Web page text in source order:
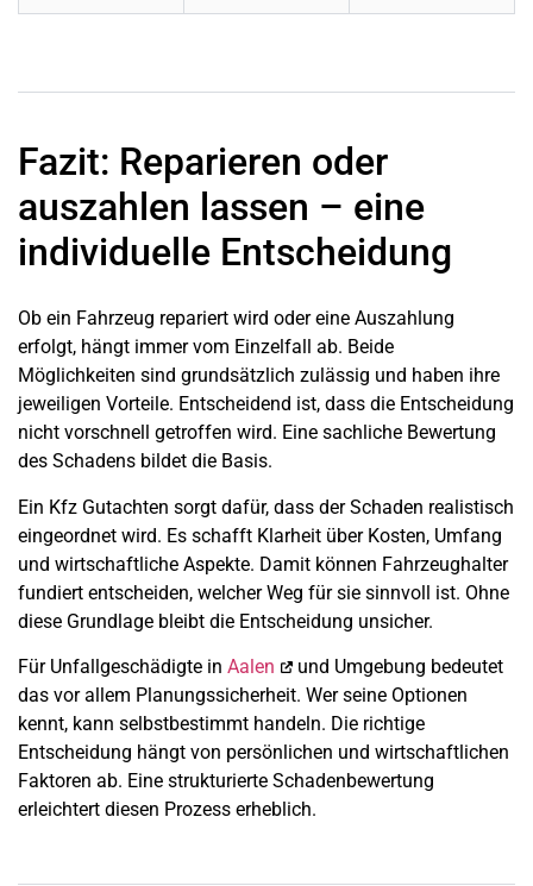
Fazit: Reparieren oder
auszahlen lassen – eine
individuelle Entscheidung
Ob ein Fahrzeug repariert wird oder eine Auszahlung
erfolgt, hängt immer vom Einzelfall ab. Beide
Möglichkeiten sind grundsätzlich zulässig und haben ihre
jeweiligen Vorteile. Entscheidend ist, dass die Entscheidung
nicht vorschnell getroffen wird. Eine sachliche Bewertung
des Schadens bildet die Basis.
Ein Kfz Gutachten sorgt dafür, dass der Schaden realistisch
eingeordnet wird. Es schafft Klarheit über Kosten, Umfang
und wirtschaftliche Aspekte. Damit können Fahrzeughalter
fundiert entscheiden, welcher Weg für sie sinnvoll ist. Ohne
diese Grundlage bleibt die Entscheidung unsicher.
Für Unfallgeschädigte in Aalen
und Umgebung bedeutet
das vor allem Planungssicherheit. Wer seine Optionen
kennt, kann selbstbestimmt handeln. Die richtige
Entscheidung hängt von persönlichen und wirtschaftlichen
Faktoren ab. Eine strukturierte Schadenbewertung
erleichtert diesen Prozess erheblich.